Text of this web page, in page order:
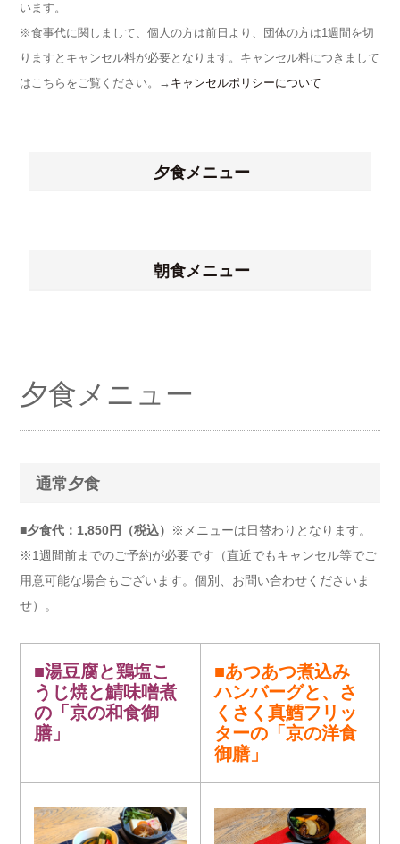
います。
※食事代に関しまして、個人の方は前日より、団体の方は1週間を切
りますとキャンセル料が必要となります。キャンセル料につきまして
はこちらをご覧ください。→ キャンセルポリシーについて
夕食メニュー
朝食メニュー
夕食メニュー
通常夕食
■夕食代：1,850円（税込）
※メニューは日替わりとなります。
※1週間前までのご予約が必要です（直近でもキャンセル等でご
用意可能な場合もございます。個別、お問い合わせくださいま
せ）。
■湯豆腐と鶏塩こ
うじ焼と鯖味噌煮
の 「京の和食御
膳」
■あつあつ煮込み
ハンバーグと、さ
くさく真鱈フリッ
ターの 「京の洋食
御膳」